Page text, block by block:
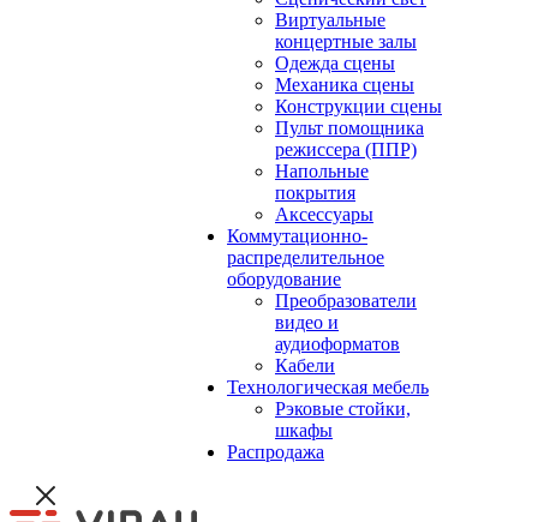
Виртуальные
концертные залы
Одежда сцены
Механика сцены
Конструкции сцены
Пульт помощника
режиссера (ППР)
Напольные
покрытия
Аксессуары
Коммутационно-
распределительное
оборудование
Преобразователи
видео и
аудиоформатов
Кабели
Технологическая мебель
Рэковые стойки,
шкафы
Распродажа